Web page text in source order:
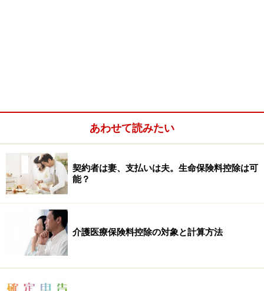
あわせて読みたい
契約者は妻、支払いは夫。生命保険料控除は可
能？
介護医療保険料控除の対象と計算方法